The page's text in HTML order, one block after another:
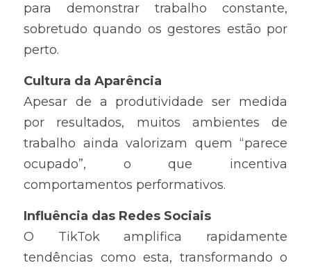
para demonstrar trabalho constante,
sobretudo quando os gestores estão por
perto.
Cultura da Aparência
Apesar de a produtividade ser medida
por resultados, muitos ambientes de
trabalho ainda valorizam quem “parece
ocupado”, o que incentiva
comportamentos performativos.
Influência das Redes Sociais
O TikTok amplifica rapidamente
tendências como esta, transformando o